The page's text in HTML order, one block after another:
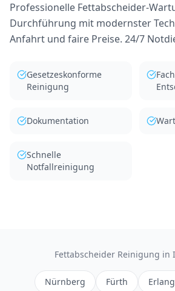
Professionelle Fettabscheider-
Durchführung mit modernster
Anfahrt und faire Preise. 24/7
Gesetzeskonforme
Reinigung
Dokumentation
Schnelle
Notfallreinigung
Fettabscheider Reinigung in
Nürnberg Fürth